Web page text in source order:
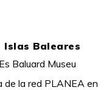
Islas Baleares
Baluard Museu
de la red PLANEA en